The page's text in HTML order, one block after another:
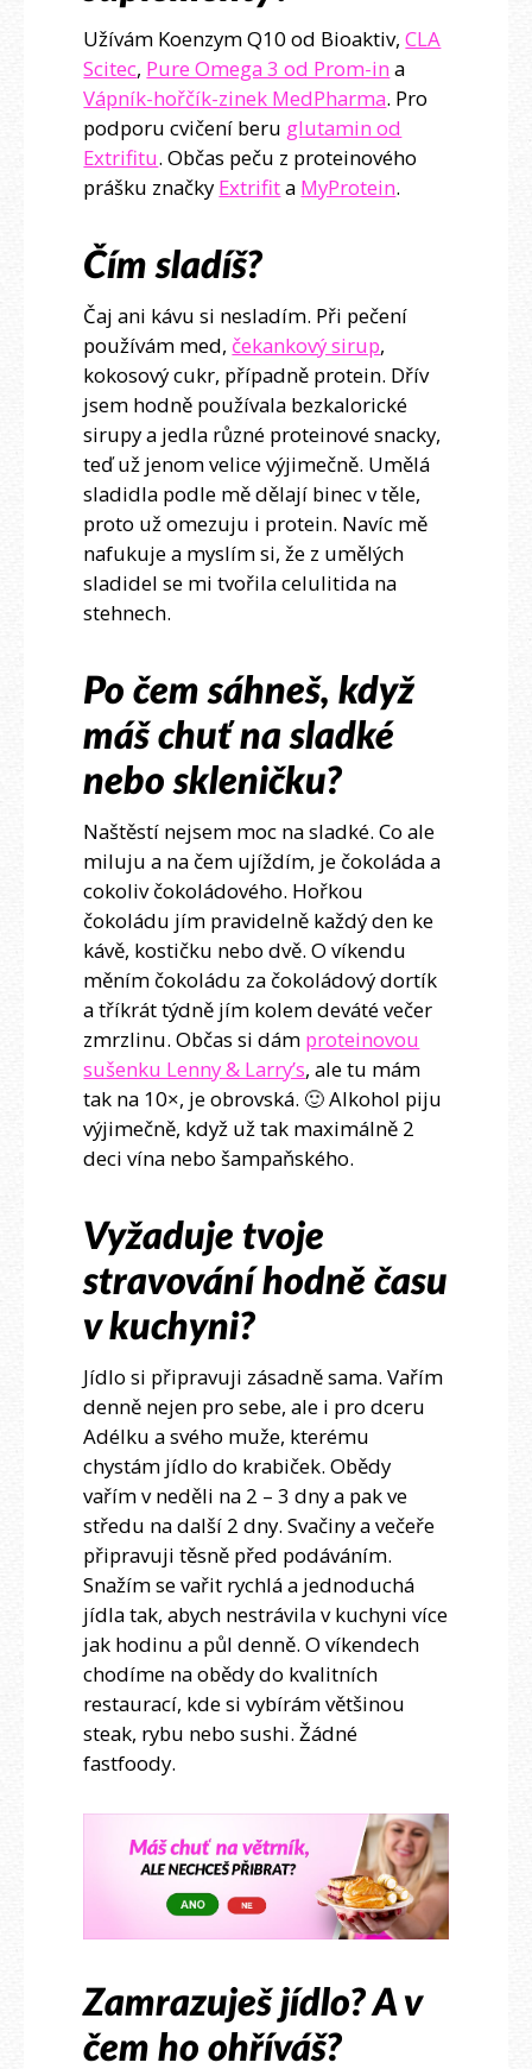
Užívám Koenzym Q10 od Bioaktiv,CLA
Scitec, Pure Omega 3 od Prom-in a
Vápník-hořčík-zinek MedPharma. Pro
podporu cvičení beru glutamin od
Extrifitu. Občas peču z proteinového
prášku značky Extrifita MyProtein.
Čím sladíš?
Čaj ani kávu si nesladím. Při pečení
používám med, čekankový sirup,
kokosový cukr, případně protein. Dřív
jsem hodně používala bezkalorické
sirupy a jedla různé proteinové snacky,
teď už jenom velice výjimečně. Umělá
sladidla podle mě dělají binec v těle,
proto už omezuju i protein. Navíc mě
nafukuje a myslím si, že z umělých
sladidel se mi tvořila celulitida na
stehnech.
Po čem sáhneš, když
máš chuť na sladké
nebo skleničku?
Naštěstí nejsem moc na sladké. Co ale
miluju a na čem ujíždím, je čokoláda a
cokoliv čokoládového. Hořkou
čokoládu jím pravidelně každý den ke
kávě, kostičku nebo dvě. O víkendu
měním čokoládu za čokoládový dortík
a tříkrát týdně jím kolem deváté večer
zmrzlinu. Občas si dám proteinovou
sušenku Lenny & Larry’s, ale tu mám
tak na 10×, je obrovská. 🙂 Alkohol piju
výjimečně, když už tak maximálně 2
deci vína nebo šampaňského.
Vyžaduje tvoje
stravování hodně času
v kuchyni?
Jídlo si připravuji zásadně sama. Vařím
denně nejen pro sebe, ale i pro dceru
Adélku a svého muže, kterému
chystám jídlo do krabiček. Obědy
vařím v neděli na 2 – 3 dny a pak ve
středu na další 2 dny. Svačiny a večeře
připravuji těsně před podáváním.
Snažím se vařit rychlá a jednoduchá
jídla tak, abych nestrávila v kuchyni více
jak hodinu a půl denně. O víkendech
chodíme na obědy do kvalitních
restaurací, kde si vybírám většinou
steak, rybu nebo sushi. Žádné
fastfoody.
Zamrazuješ jídlo? A v
čem ho ohříváš?